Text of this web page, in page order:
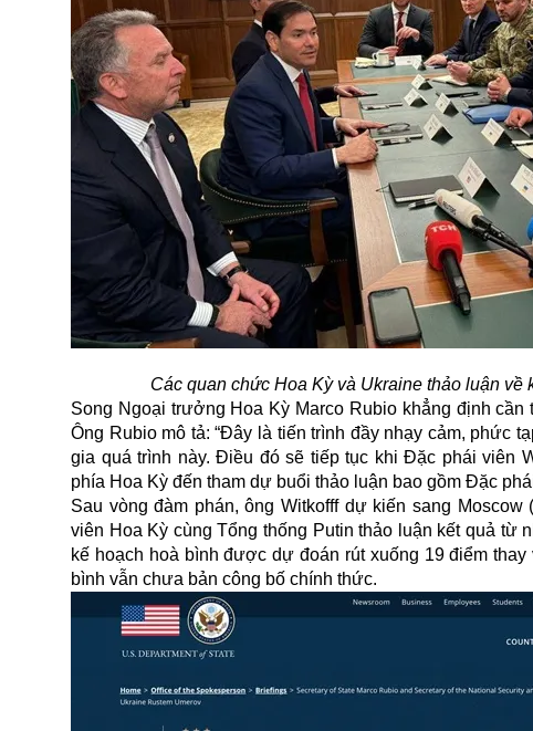
Các quan chức Hoa Kỳ và Ukraine thảo luận
Song Ngoại trưởng Hoa Kỳ Marco Rubio khẳng định
Ông Rubio mô tả: “Đây là tiến trình đầy nhạy cảm, phức
gia quá trình này. Điều đó sẽ tiếp tục khi Đặc phái viên
phía Hoa Kỳ đến tham dự buổi thảo luận bao gồm Đặc
Sau vòng đàm phán, ông Witkofff dự kiến sang
viên Hoa Kỳ cùng Tổng thống Putin thảo luận kết quả từ
kế hoạch hoà bình được dự đoán rút xuống 19 điểm
bình vẫn chưa bản công bố chính thức.